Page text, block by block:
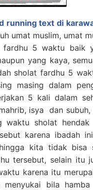
running text di
umat muslim, umat
fardhu 5 waktu baik
yang kaya,
sholat fardhu 5
masing dalam
5 kali dalam
isya dan subuh,
waktu sholat
karena ibadah
kita tidak bisa
tersebut, selain itu
karena itu
bila hamba